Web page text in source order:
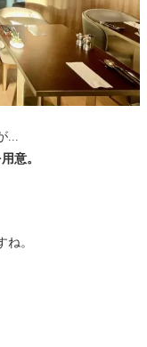
意。
ね。